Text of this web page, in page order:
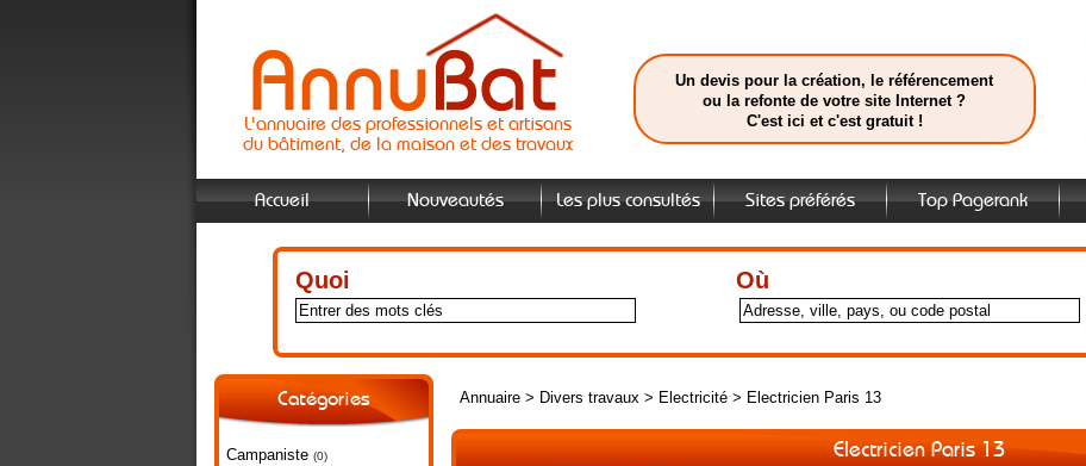
L'annuaire des professionnels et artisans
du bâtiment, de la maison et des travaux
Un devis pour la création, le référencement
ou la refonte de votre site Internet ?
C'est ici et c'est gratuit !
Accueil Nouveautés Les plus consultés Sites préférés Top Pagerank
Quoi Où
Catégories
Campaniste (0)
Annuaire> Divers travaux> Electricité> Electricien Paris 13
Electricien Paris 13